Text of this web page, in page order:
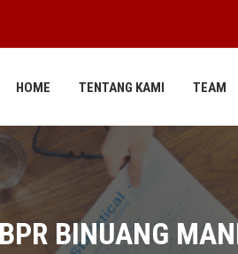
HOME TENTANG KAMI TEAM
BINUANG